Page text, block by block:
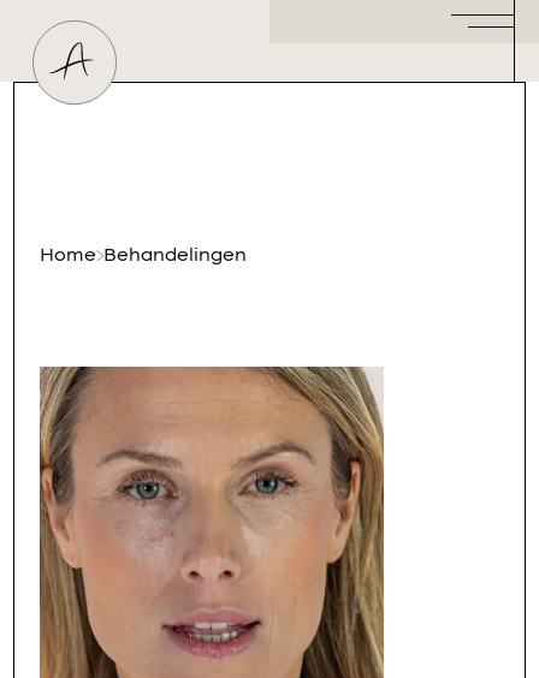
Huidtherapeut
Home Behandelingen